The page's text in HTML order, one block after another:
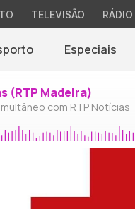
TELEVISÃO RÁDIO
Especiais
(RTP Madeira)
com RTP Notícias